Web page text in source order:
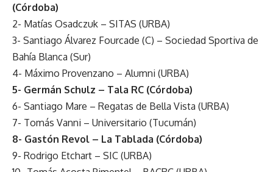
(Córdoba)
2- Matías Osadczuk – SITAS (URBA)
3- Santiago Álvarez Fourcade (C) – Sociedad Sportiva de
Bahía Blanca (Sur)
4- Máximo Provenzano – Alumni (URBA)
5- Germán Schulz – Tala RC (Córdoba)
6- Santiago Mare – Regatas de Bella Vista (URBA)
7- Tomás Vanni – Universitario (Tucumán)
8- Gastón Revol – La Tablada (Córdoba)
9- Rodrigo Etchart – SIC (URBA)